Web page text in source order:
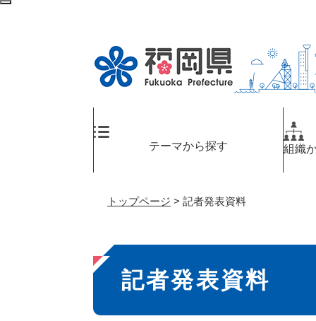
ペ
メ
テーマから探す 組織
トップページ > 記者発表資料
本
文
記者発表資料